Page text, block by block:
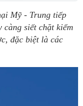
Mỹ - Trung tiếp
càng siết chặt kiểm
đặc biệt là các